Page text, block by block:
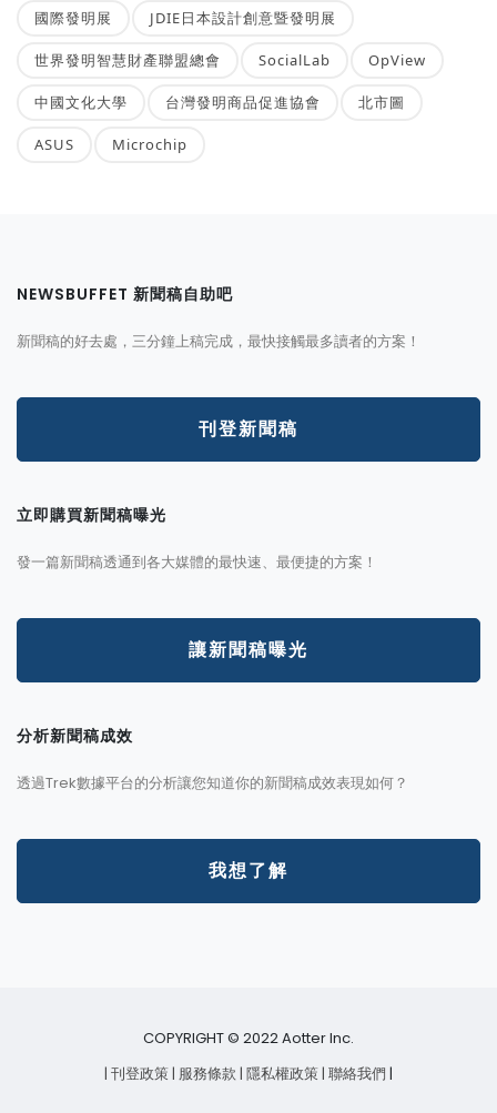
國際發明展 JDIE日本設計創意暨發明展
世界發明智慧財產聯盟總會 SocialLab OpView
中國文化大學 台灣發明商品促進協會 北市圖
ASUS Microchip
NEWSBUFFET 新聞稿自助吧
新聞稿的好去處，三分鐘上稿完成，最快接觸最多讀者的方案！
刊登新聞稿
立即購買新聞稿曝光
發一篇新聞稿透通到各大媒體的最快速、最便捷的方案！
讓新聞稿曝光
分析新聞稿成效
透過Trek數據平台的分析讓您知道你的新聞稿成效表現如何？
我想了解
COPYRIGHT © 2022 Aotter Inc.
| 刊登政策| 服務條款| 隱私權政策| 聯絡我們 |